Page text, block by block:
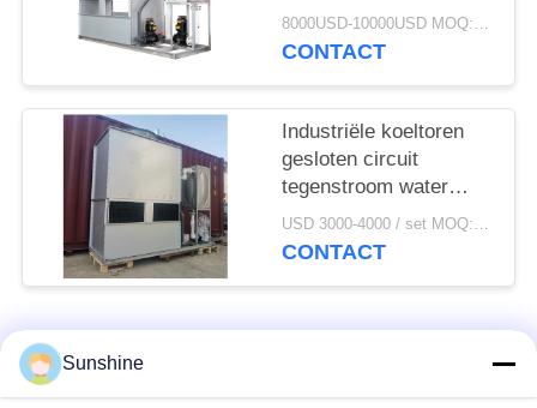
Koeltoren Koeltoren
Met Standaard
8000USD-10000USD MOQ:1 SET
CONTACT
Industriële koeltoren
gesloten circuit
tegenstroom water
koeltoren
USD 3000-4000 / set MOQ:1 SET
CONTACT
populaire categorieën
Sunshine